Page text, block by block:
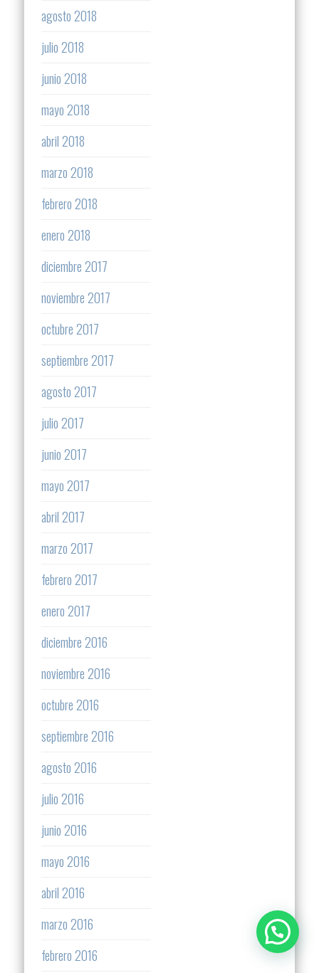
agosto 2018
julio 2018
junio 2018
mayo 2018
abril 2018
marzo 2018
febrero 2018
enero 2018
diciembre 2017
noviembre 2017
octubre 2017
septiembre 2017
agosto 2017
julio 2017
junio 2017
mayo 2017
abril 2017
marzo 2017
febrero 2017
enero 2017
diciembre 2016
noviembre 2016
octubre 2016
septiembre 2016
agosto 2016
julio 2016
junio 2016
mayo 2016
abril 2016
marzo 2016
febrero 2016